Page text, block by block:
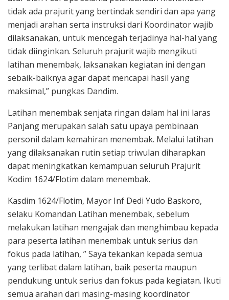
tidak ada prajurit yang bertindak sendiri dan apa yang
menjadi arahan serta instruksi dari Koordinator wajib
dilaksanakan, untuk mencegah terjadinya hal-hal yang
tidak diinginkan. Seluruh prajurit wajib mengikuti
latihan menembak, laksanakan kegiatan ini dengan
sebaik-baiknya agar dapat mencapai hasil yang
maksimal,” pungkas Dandim.
Latihan menembak senjata ringan dalam hal ini laras
Panjang merupakan salah satu upaya pembinaan
personil dalam kemahiran menembak. Melalui latihan
yang dilaksanakan rutin setiap triwulan diharapkan
dapat meningkatkan kemampuan seluruh Prajurit
Kodim 1624/Flotim dalam menembak.
Kasdim 1624/Flotim, Mayor Inf Dedi Yudo Baskoro,
selaku Komandan Latihan menembak, sebelum
melakukan latihan mengajak dan menghimbau kepada
para peserta latihan menembak untuk serius dan
fokus pada latihan, ” Saya tekankan kepada semua
yang terlibat dalam latihan, baik peserta maupun
pendukung untuk serius dan fokus pada kegiatan. Ikuti
semua arahan dari masing-masing koordinator